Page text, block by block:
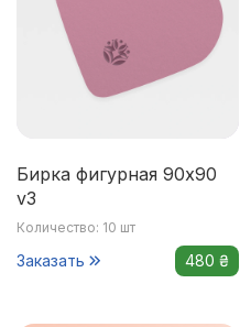
Бирка фигурная 90x90
v3
Количество: 10 шт
Заказать 480 ₴